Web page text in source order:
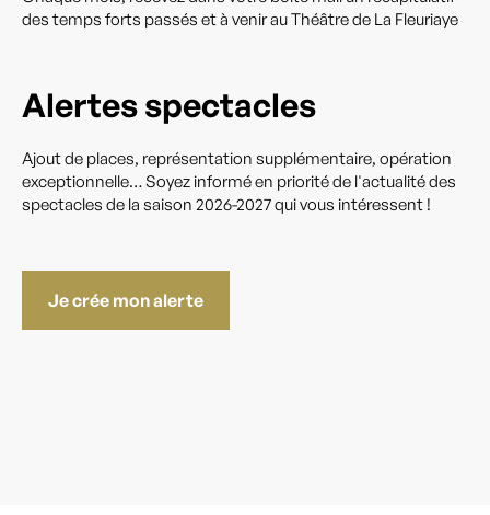
des temps forts passés et à venir au Théâtre de La Fleuriaye
Alertes spectacles
Ajout de places, représentation supplémentaire, opération
exceptionnelle… Soyez informé en priorité de l'actualité des
spectacles de la saison 2026-2027 qui vous intéressent !
Je crée mon alerte